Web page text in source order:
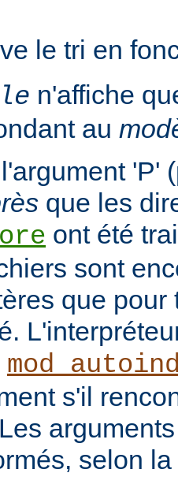
le tri en
n'affiche
au
'P'
que les
ont été
sont
que pour
s'il
selon